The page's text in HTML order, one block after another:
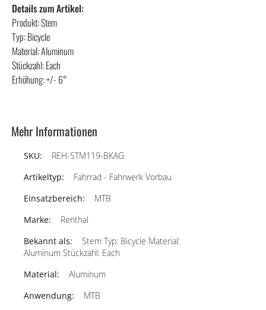
Details zum Artikel:
Produkt: Stem
Typ: Bicycle
Material: Aluminum
Stückzahl: Each
Erhöhung: +/- 6­°
Mehr Informationen
REH-STM119-BKAG
Fahrrad - Fahrwerk Vorbau
MTB
Renthal
Stem Typ: Bicycle Material:
Aluminum Stückzahl: Each
Aluminum
MTB